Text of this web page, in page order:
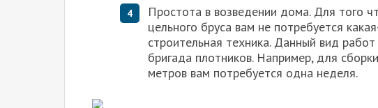
Простота в возведении дома. Для того
цельного бруса вам не потребуется
строительная техника. Данный вид
бригада плотников. Например, для
метров вам потребуется одна неделя.